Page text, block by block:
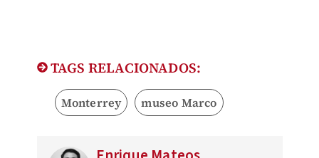
TAGS RELACIONADOS:
Monterrey museo Marco